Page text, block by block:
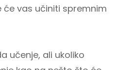
će vas učiniti spremnim
učenje, ali ukoliko